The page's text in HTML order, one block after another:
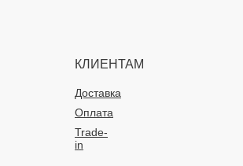
КЛИЕНТАМ
Доставка
Оплата
Trade-
in